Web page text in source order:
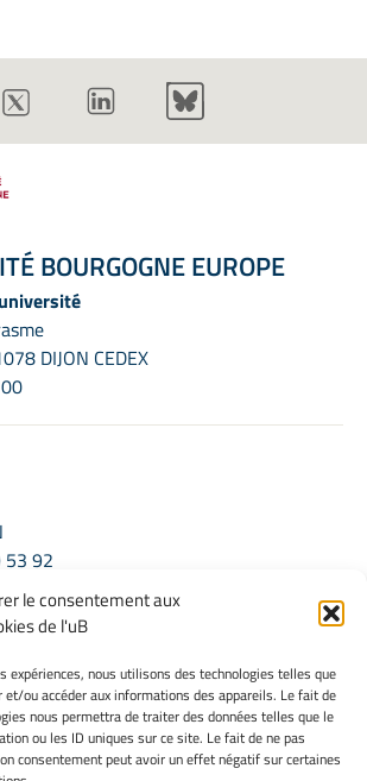
le consentement aux
de l'uB
expériences, nous utilisons des technologies telles que
et/ou accéder aux informations des appareils. Le fait de
nous permettra de traiter des données telles que le
ou les ID uniques sur ce site. Le fait de ne pas
consentement peut avoir un effet négatif sur certaines
BOURGOGNE EUROPE
DIJON CEDEX
92
bourgogne.fr
LÉGALES